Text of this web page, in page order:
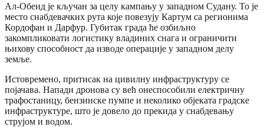
Ал-Обеид је кључан за целу кампању у западном Судану. То је
место снабдевачких рута које повезују Картум са регионима
Кордофан и Дарфур. Губитак града ће озбиљно
закомпликовати логистику владиних снага и ограничити
њихову способност да изводе операције у западном делу
земље.
Истовремено, притисак на цивилну инфраструктуру се
појачава. Напади дронова су већ онеспособили електричну
трафостаницу, бензинске пумпе и неколико објеката градске
инфраструктуре, што је довело до прекида у снабдевању
струјом и водом.